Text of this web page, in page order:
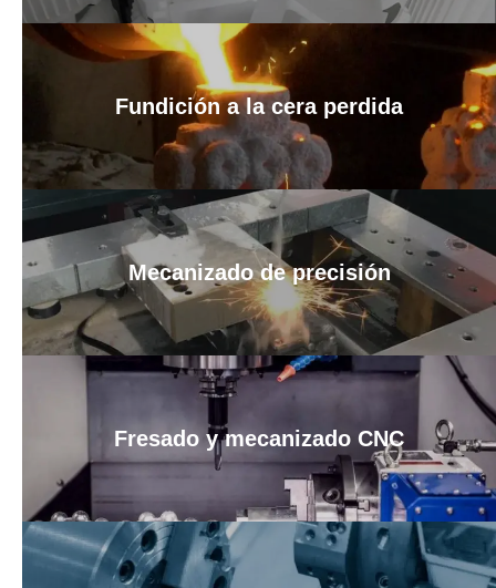
Fundición a la cera perdida
Mecanizado de precisión
Fresado y mecanizado CNC